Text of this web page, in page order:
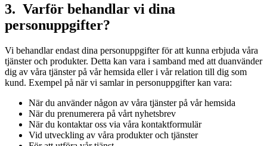
3. Varför behandlar vi dina
personuppgifter?
Vi behandlar endast dina personuppgifter för att kunna erbjuda våra
tjänster och produkter. Detta kan vara i samband med att duanvänder
dig av våra tjänster på vår hemsida eller i vår relation till dig som
kund. Exempel på när vi samlar in personuppgifter kan vara:
När du använder någon av våra tjänster på vår hemsida
När du prenumerera på vårt nyhetsbrev
När du kontaktar oss via våra kontaktformulär
Vid utveckling av våra produkter och tjänster